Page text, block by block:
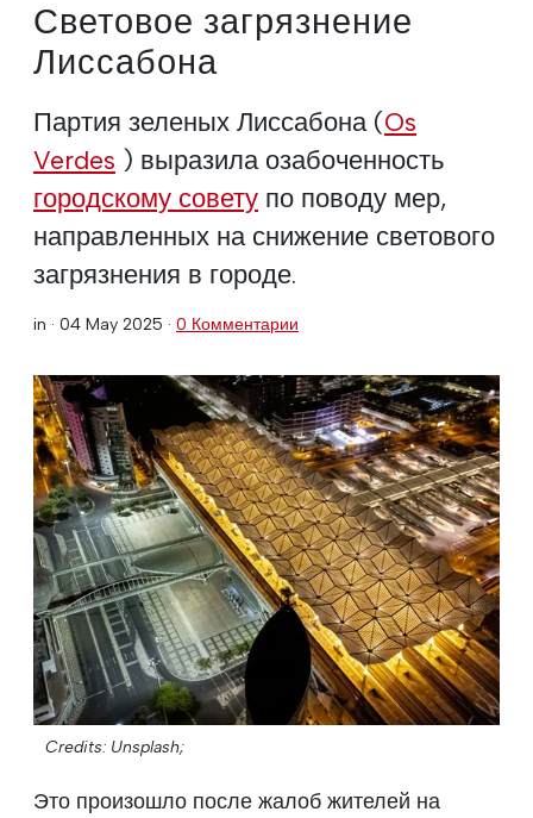
Световое загрязнение
Лиссабона
Партия зеленых Лиссабона (Os
Verdes ) выразила озабоченность
городскому совету по поводу мер,
направленных на снижение светового
загрязнения в городе.
in · 04 May 2025 · 0 Комментарии
Credits: Unsplash;
Это произошло после жалоб жителей на